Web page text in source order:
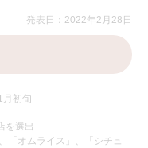
発表日：2022年2月28日
月初旬
を選出
「オムライス」、「シチュ